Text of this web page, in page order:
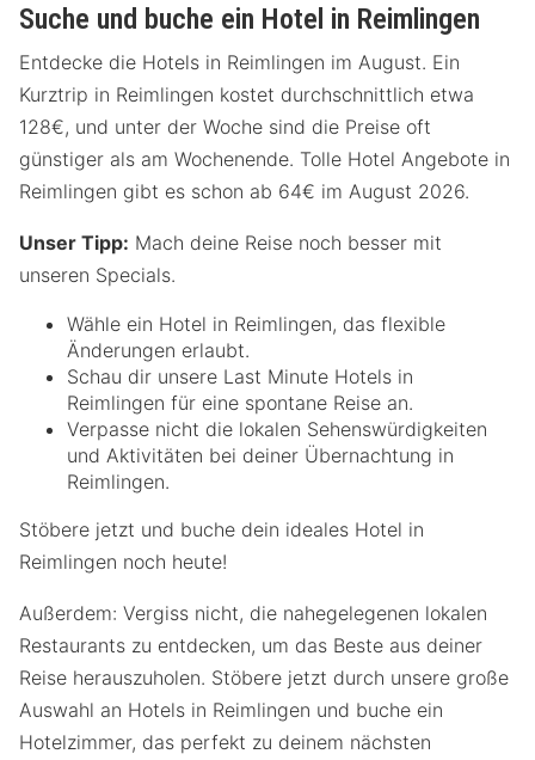
Suche und buche ein Hotel in Reimlingen
Entdecke die Hotels in Reimlingen im August. Ein
Kurztrip in Reimlingen kostet durchschnittlich etwa
128€, und unter der Woche sind die Preise oft
günstiger als am Wochenende. Tolle Hotel Angebote in
Reimlingen gibt es schon ab 64€ im August 2026.
Unser Tipp: Mach deine Reise noch besser mit
unseren Specials.
Wähle ein Hotel in Reimlingen, das flexible
Änderungen erlaubt.
Schau dir unsere Last Minute Hotels in
Reimlingen für eine spontane Reise an.
Verpasse nicht die lokalen Sehenswürdigkeiten
und Aktivitäten bei deiner Übernachtung in
Reimlingen.
Stöbere jetzt und buche dein ideales Hotel in
Reimlingen noch heute!
Außerdem: Vergiss nicht, die nahegelegenen lokalen
Restaurants zu entdecken, um das Beste aus deiner
Reise herauszuholen. Stöbere jetzt durch unsere große
Auswahl an Hotels in Reimlingen und buche ein
Hotelzimmer, das perfekt zu deinem nächsten